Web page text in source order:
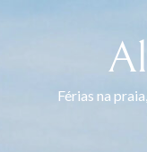
Férias na